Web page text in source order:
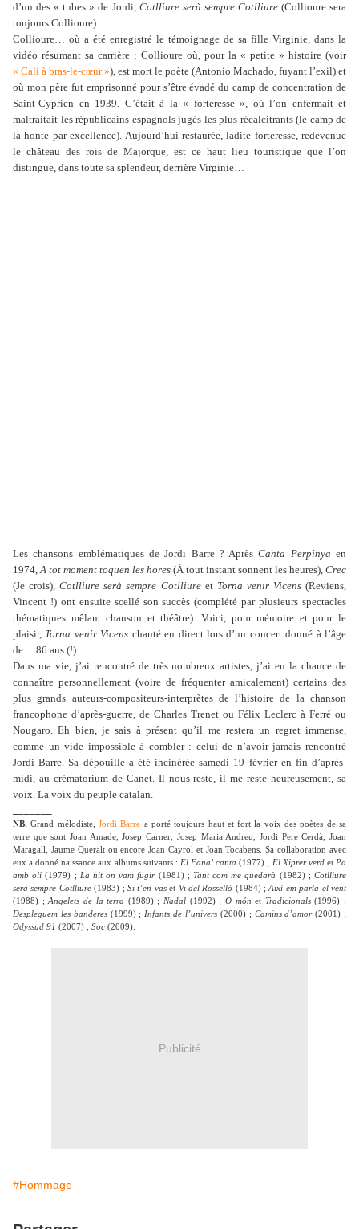
d’un des « tubes » de Jordi, Cotlliure serà sempre Cotlliure(Collioure sera
toujours Collioure).
Collioure… où a été enregistré le témoignage de sa fille Virginie, dans la
vidéo résumant sa carrière ; Collioure où, pour la « petite » histoire (voir
« Cali à bras-le-cœur »), est mort le poète (Antonio Machado, fuyant l’exil) et
où mon père fut emprisonné pour s’être évadé du camp de concentration de
Saint-Cyprien en 1939. C’était à la « forteresse », où l’on enfermait et
maltraitait les républicains espagnols jugés les plus récalcitrants (le camp de
la honte par excellence). Aujourd’hui restaurée, ladite forteresse, redevenue
le château des rois de Majorque, est ce haut lieu touristique que l’on
distingue, dans toute sa splendeur, derrière Virginie…
Les chansons emblématiques de Jordi Barre ? AprèsCanta Perpinya en
1974,A tot moment toquen les hores (À tout instant sonnent les heures), Crec
(Je crois),Cotlliure serà sempre Cotlliureet Torna venir Vicens(Reviens,
Vincent !) ont ensuite scellé son succès (complété par plusieurs spectacles
thématiques mêlant chanson et théâtre). Voici, pour mémoire et pour le
plaisir, Torna venir Vicens chanté en direct lors d’un concert donné à l’âge
de… 86 ans (!).
Dans ma vie, j’ai rencontré de très nombreux artistes, j’ai eu la chance de
connaître personnellement (voire de fréquenter amicalement) certains des
plus grands auteurs-compositeurs-interprètes de l’histoire de la chanson
francophone d’après-guerre, de Charles Trenet ou Félix Leclerc à Ferré ou
Nougaro. Eh bien, je sais à présent qu’il me restera un regret immense,
comme un vide impossible à combler : celui de n’avoir jamais rencontré
Jordi Barre. Sa dépouille a été incinérée samedi 19 février en fin d’après-
midi, au crématorium de Canet. Il nous reste, il me reste heureusement, sa
voix. La voix du peuple catalan.
NB. Grand mélodiste, Jordi Barre a porté toujours haut et fort la voix des poètes de sa
terre que sont Joan Amade, Josep Carner, Josep Maria Andreu, Jordi Pere Cerdà, Joan
Maragall, Jaume Queralt ou encore Joan Cayrol et Joan Tocabens. Sa collaboration avec
eux a donné naissance aux albums suivants : El Fanal canta (1977) ; El Xiprer verdet Pa
amb oli (1979) ; La nit on vam fugir(1981) ; Tant com me quedarà (1982) ;Cotlliure
serà sempre Cotlliure(1983) ; Si t’en vaset Vi del Rosselló (1984) ;Així em parla el vent
(1988) ;Angelets de la terra (1989) ; Nadal (1992) ; O món et Tradicionals(1996) ;
Despleguem les banderes(1999) ; Infants de l’univers(2000) ; Camins d’amor(2001) ;
Odyssud 91 (2007) ; Soc (2009).
Publicité
#Hommage